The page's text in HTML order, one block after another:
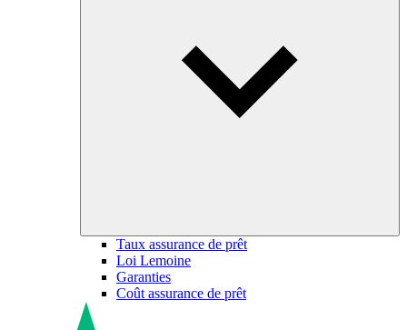
Taux assurance de prêt
Loi Lemoine
Garanties
Coût assurance de prêt